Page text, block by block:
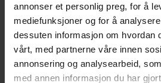
annonser et personlig preg, for å
mediefunksjoner og for å
dessuten informasjon om hvordan
vårt, med partnerne våre innen
annonsering og analysearbeid,
med annen informasjon du har
(dd.mm.yyyy)
Volum
0
Aldersgruppe
Illustrasjoner
1